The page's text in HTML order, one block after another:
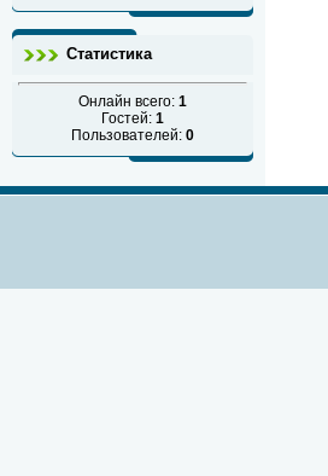
Статистика
Онлайн всего: 1
Гостей: 1
Пользователей: 0